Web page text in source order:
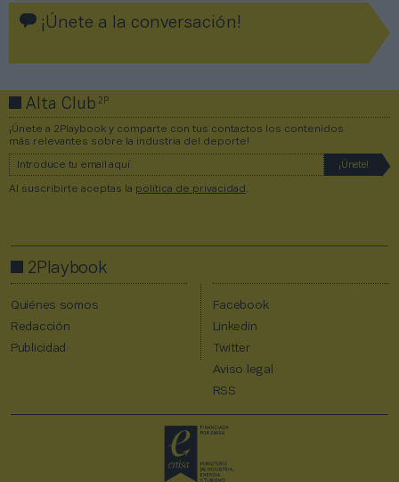
¡Únete a la conversación!
Alta Club2P
¡Únete a 2Playbook y comparte con tus contactos los contenidos
más relevantes sobre la industria del deporte!
Al suscribirte aceptas la política de privacidad
2Playbook
Quiénes somos
Redacción
Publicidad
Facebook
Linkedin
Twitter
Aviso legal
RSS